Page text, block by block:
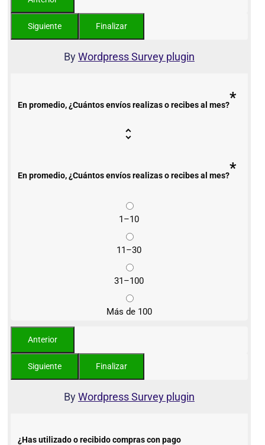
ByWordpress Survey plugin
En promedio, ¿Cuántos envíos realizas o recibes al mes?*
En promedio, ¿Cuántos envíos realizas o recibes al mes?*
1–10
11–30
31–100
Más de 100
ByWordpress Survey plugin
¿Has utilizado o recibido compras con pago